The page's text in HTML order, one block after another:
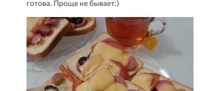
готова. Проще не бывает:)